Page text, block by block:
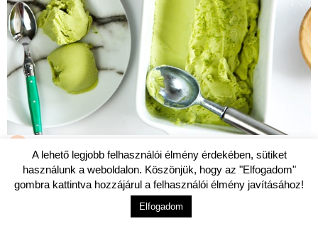
DESSZERTEK
Lime-os és avokádós jégkrém
A lehető legjobb felhasználói élmény érdekében, sütiket
használunk a weboldalon. Köszönjük, hogy az "Elfogadom"
gombra kattintva hozzájárul a felhasználói élmény javításához!
Elfogadom